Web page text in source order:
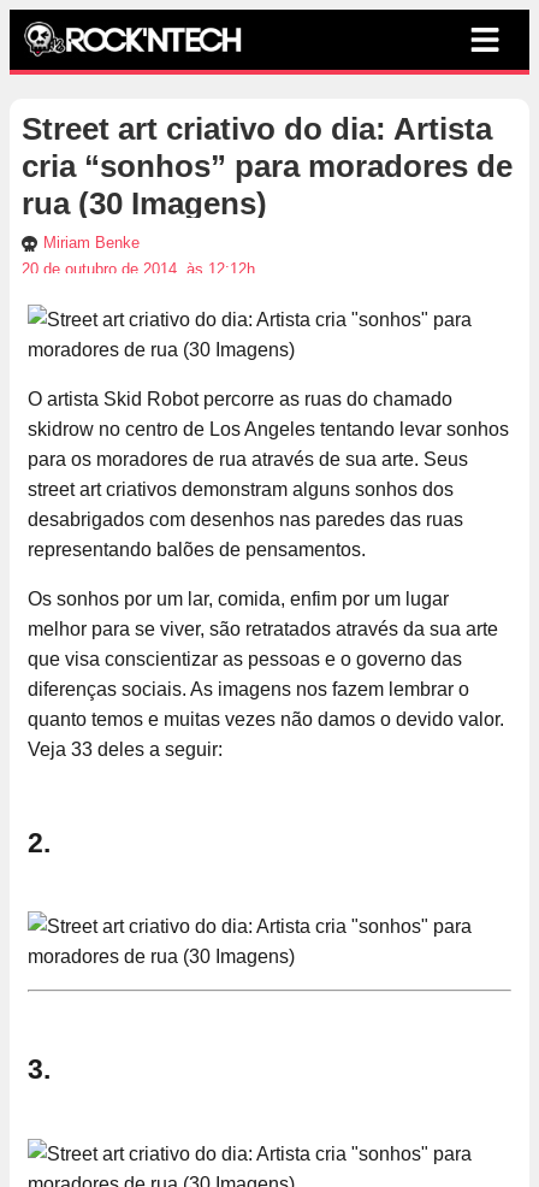
Street art criativo do dia: Artista
cria “sonhos” para moradores de
rua (30 Imagens)
Miriam Benke
20 de outubro de 2014, às 12:12h
O artista Skid Robot percorre as ruas do chamado
skidrow no centro de Los Angeles tentando levar sonhos
para os moradores de rua através de sua arte. Seus
street art criativos demonstram alguns sonhos dos
desabrigados com desenhos nas paredes das ruas
representando balões de pensamentos.
Os sonhos por um lar, comida, enfim por um lugar
melhor para se viver, são retratados através da sua arte
que visa conscientizar as pessoas e o governo das
diferenças sociais. As imagens nos fazem lembrar o
quanto temos e muitas vezes não damos o devido valor.
Veja 33 deles a seguir:
2.
3.